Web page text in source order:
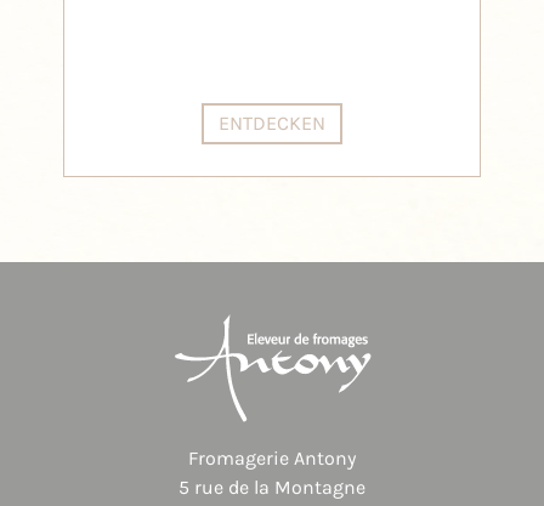
ENTDECKEN
Fromagerie Antony
5 rue de la Montagne